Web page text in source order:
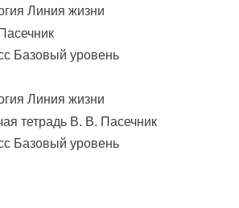
Линия жизни
Базовый уровень
Линия жизни
тетрадь В. В. Пасечник
Базовый уровень